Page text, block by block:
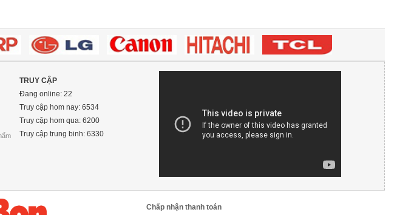
TRUY CẬP
Đang online: 22
Truy cập hom nay: 6534
Truy cập hom qua: 6200
Truy cập trung binh: 6330
Chấp nhận thanh toán